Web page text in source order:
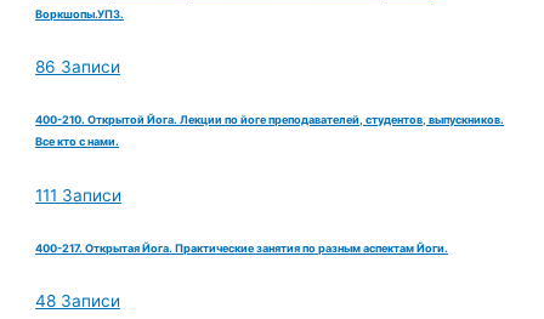
Воркшопы.УПЗ.
86 Записи
400-210. Открытой Йога. Лекции по йоге преподавателей, студентов, выпускников.
Все кто с нами.
111 Записи
400-217. Открытая Йога. Практические занятия по разным аспектам Йоги.
48 Записи